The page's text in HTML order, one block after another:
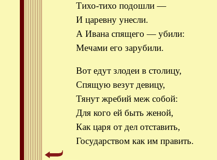
Тихо-тихо подошли —
И царевну унесли.
А Ивана спящего — убили:
Мечами его зарубили.
Вот едут злодеи в столицу,
Спящую везут девицу,
Тянут жребий меж собой:
Для кого ей быть женой,
Как царя от дел отставить,
Государством как им править.